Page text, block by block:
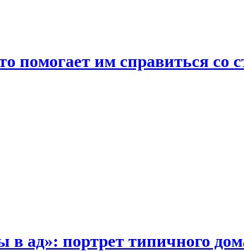
помогает им справиться со
ад»: портрет типичного